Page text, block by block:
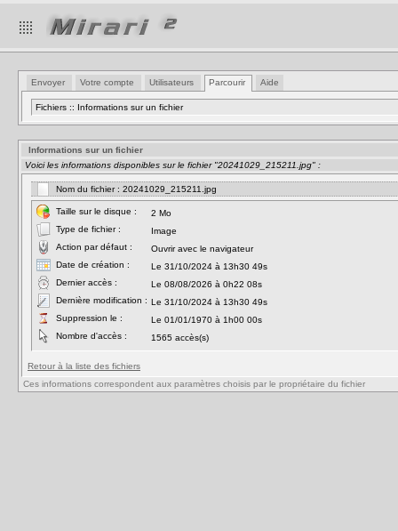
Envoyer Votre compte Utilisateurs Parcourir Aide
Fichiers :: Informations sur un fichier
Informations sur un fichier
Voici les informations disponibles sur le fichier "20241029_215211.jpg" :
Nom du fichier : 20241029_215211.jpg
Taille sur le disque :
2 Mo
Type de fichier :
Image
Action par défaut :
Ouvrir avec le navigateur
Date de création :
Le 31/10/2024 à 13h30 49s
Dernier accès :
Le 08/08/2026 à 0h22 08s
Dernière modification : Le 31/10/2024 à 13h30 49s
Suppression le :
Le 01/01/1970 à 1h00 00s
Nombre d'accès :
1565 accès(s)
Retour à la liste des fichiers
Ces informations correspondent aux paramètres choisis par le propriétaire du fichier